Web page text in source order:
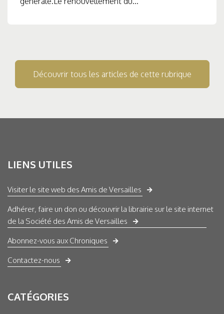
Découvrir tous les articles de cette rubrique
LIENS UTILES
Visiter le site web des Amis de Versailles
Adhérer, faire un don ou découvrir la librairie sur le site internet
de la Société des Amis de Versailles
Abonnez-vous aux Chroniques
Contactez-nous
CATÉGORIES